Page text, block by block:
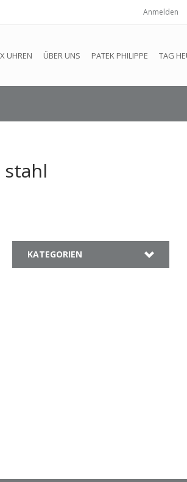
Anmelden
UHREN ÜBER UNS PATEK PHILIPPE TAG
KATEGORIEN
können nicht alle Bestellungen